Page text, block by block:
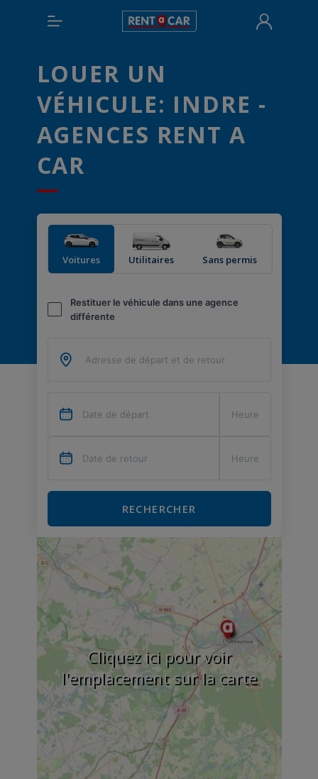
LOUER UN
VÉHICULE: INDRE -
AGENCES RENT A
CAR
Voitures Utilitaires Sans permis
Restituer le véhicule dans une agence
différente
RECHERCHER
Cliquez ici pour voir
l'emplacement sur la carte